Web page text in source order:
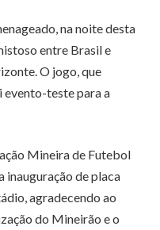
na noite desta
entre Brasil e
O jogo, que
evento-teste para a
Mineira de Futebol
inauguração de placa
agradecendo ao
do Mineirão e o